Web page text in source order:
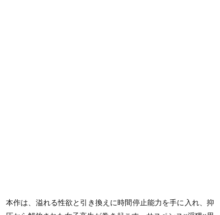
本作は、溢れる性欲と引き換えに時間停止能力を手に入れ、抑